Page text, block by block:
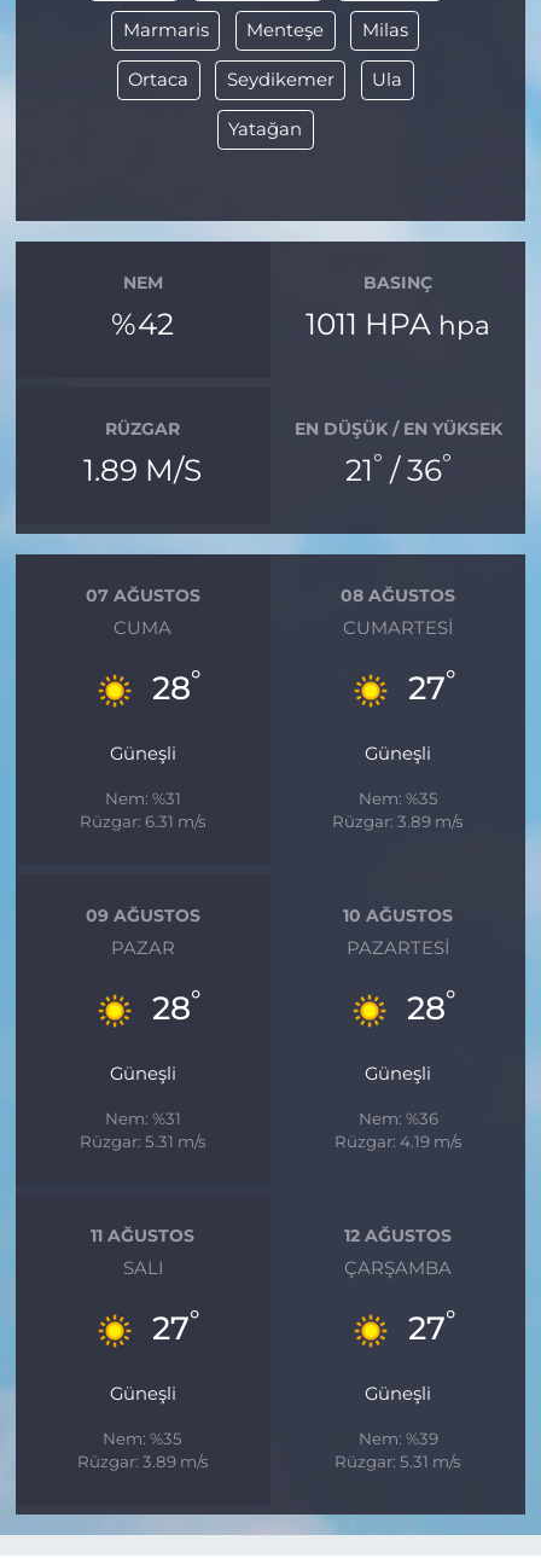
Marmaris Menteşe Milas
Ortaca Seydikemer Ula
Yatağan
NEM
%42
BASINÇ
1011 HPA hpa
RÜZGAR
1.89 M/S
EN DÜŞÜK / EN YÜKSEK
21° / 36°
07 AĞUSTOS
CUMA
28°
Güneşli
Nem: %31
Rüzgar: 6.31 m/s
08 AĞUSTOS
CUMARTESI
27°
Güneşli
Nem: %35
Rüzgar: 3.89 m/s
09 AĞUSTOS
PAZAR
28°
Güneşli
Nem: %31
Rüzgar: 5.31 m/s
10 AĞUSTOS
PAZARTESI
28°
Güneşli
Nem: %36
Rüzgar: 4.19 m/s
11 AĞUSTOS
SALI
27°
Güneşli
Nem: %35
Rüzgar: 3.89 m/s
12 AĞUSTOS
ÇARŞAMBA
27°
Güneşli
Nem: %39
Rüzgar: 5.31 m/s